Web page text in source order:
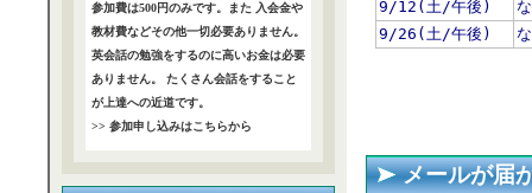
メールが届
参加費は500円のみです。また 入会金や
教材費などその他一切必要ありません。
英会話の勉強をするのに高いお金は必要
ありません。 たくさん会話をすること
が上達への近道です。
>> 参加申し込みはこちらから